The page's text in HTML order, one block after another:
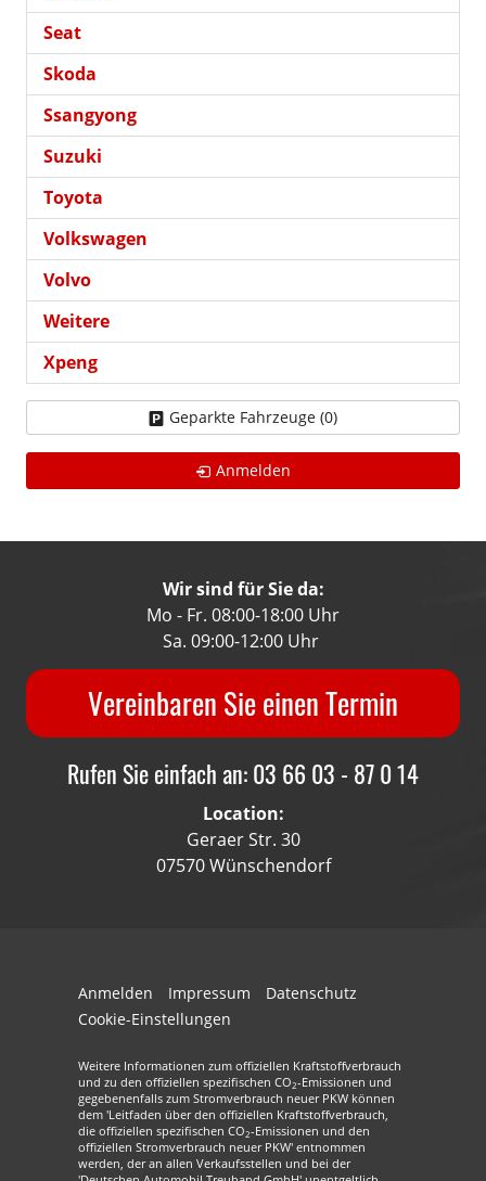
Seat
Skoda
Ssangyong
Suzuki
Toyota
Volkswagen
Volvo
Weitere
Xpeng
Geparkte Fahrzeuge (0)
Anmelden
Wir sind für Sie da:
Mo - Fr. 08:00-18:00 Uhr
Sa. 09:00-12:00 Uhr
Vereinbaren Sie einen Termin
Rufen Sie einfach an: 03 66 03 - 87 0 14
Location:
Geraer Str. 30
07570 Wünschendorf
Anmelden Impressum
Datenschutz
Cookie-Einstellungen
Weitere Informationen zum offiziellen Kraftstoffverbrauch
und zu den offiziellen spezifischen CO2-Emissionen und
gegebenenfalls zum Stromverbrauch neuer PKW können
dem 'Leitfaden über den offiziellen Kraftstoffverbrauch,
die offiziellen spezifischen CO2-Emissionen und den
offiziellen Stromverbrauch neuer PKW' entnommen
werden, der an allen Verkaufsstellen und bei der